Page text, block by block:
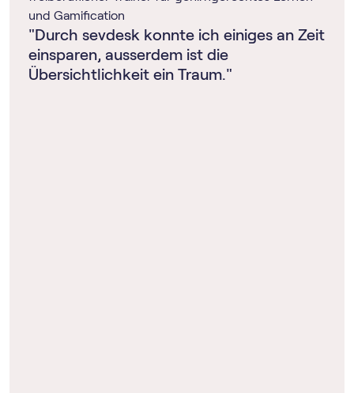
"Durch sevdesk konnte ich einiges an Zeit
einsparen, ausserdem ist die
Übersichtlichkeit ein Traum."
und Gamification